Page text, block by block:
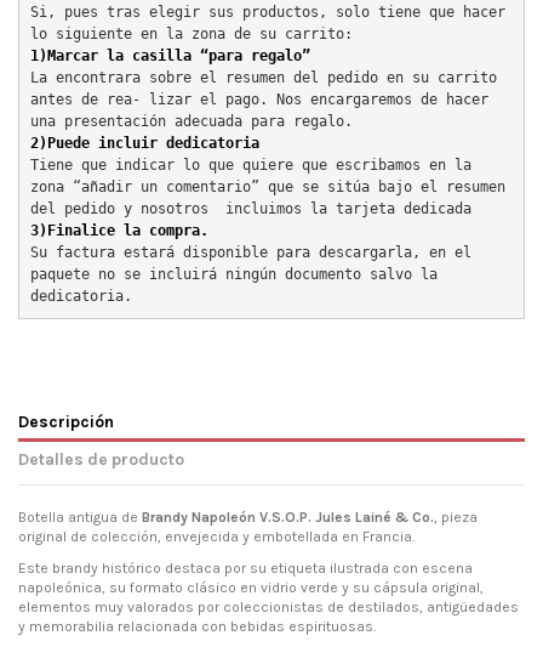
Si, pues tras elegir sus productos, solo tiene que hacer
lo siguiente en la zona de su carrito:
1)Marcar la casilla “para regalo”
La encontrara sobre el resumen del pedido en su carrito
antes de rea- lizar el pago. Nos encargaremos de hacer
una presentación adecuada para regalo.
2)Puede incluir dedicatoria
Tiene que indicar lo que quiere que escribamos en la
zona “añadir un comentario” que se sitúa bajo el resumen
del pedido y nosotros  incluimos la tarjeta dedicada
3)Finalice la compra.
Su factura estará disponible para descargarla, en el
paquete no se incluirá ningún documento salvo la
dedicatoria.
Descripción
Detalles de producto
Botella antigua de Brandy Napoleón V.S.O.P. Jules Lainé & Co., pieza
original de colección, envejecida y embotellada en Francia.
Este brandy histórico destaca por su etiqueta ilustrada con escena
napoleónica, su formato clásico en vidrio verde y su cápsula original,
elementos muy valorados por coleccionistas de destilados, antigüedades
y memorabilia relacionada con bebidas espirituosas.